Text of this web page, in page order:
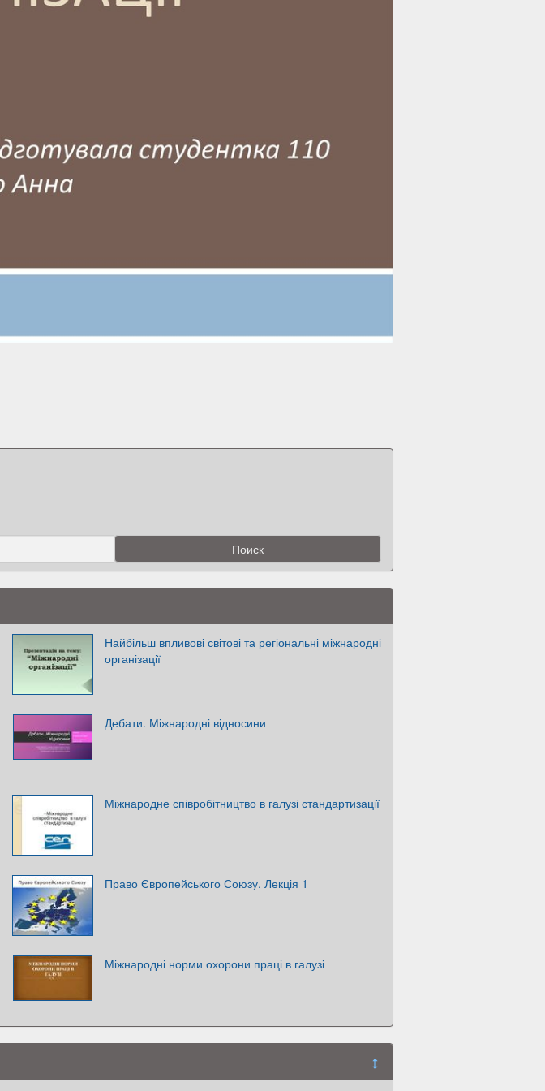
Найбільш впливові світові та регіональні міжнародні
організації
Дебати. Міжнародні відносини
Міжнародне співробітництво в галузі стандартизації
Право Європейського Союзу. Лекція 1
Міжнародні норми охорони праці в галузі